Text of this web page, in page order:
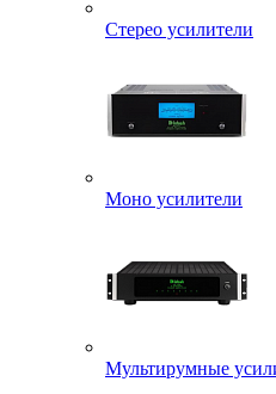
Стерео усилители
Моно усилители
Мультирумные